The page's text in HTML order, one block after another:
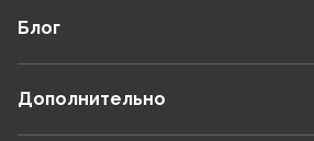
Блог
Дополнительно